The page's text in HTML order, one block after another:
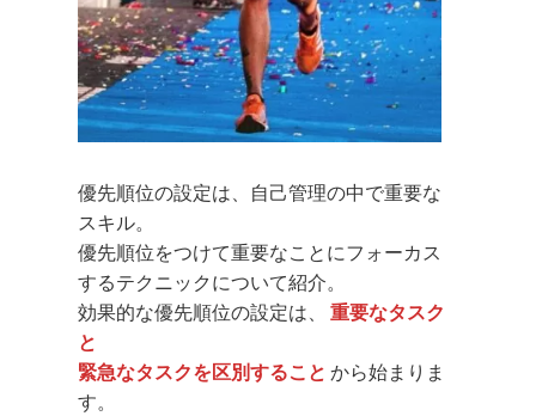
優先順位の設定は、自己管理の中で重要な
スキル。
優先順位をつけて重要なことにフォーカス
するテクニックについて紹介。
効果的な優先順位の設定は、
重要なタスク
と
緊急なタスクを区別すること から始まりま
す。